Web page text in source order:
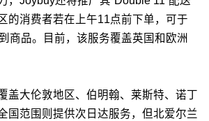
的消费者若在上午11点前下单，可于
商品。目前，该服务覆盖英国和欧洲
盖大伦敦地区、伯明翰、莱斯特、诺丁
国范围则提供次日达服务，但北爱尔兰